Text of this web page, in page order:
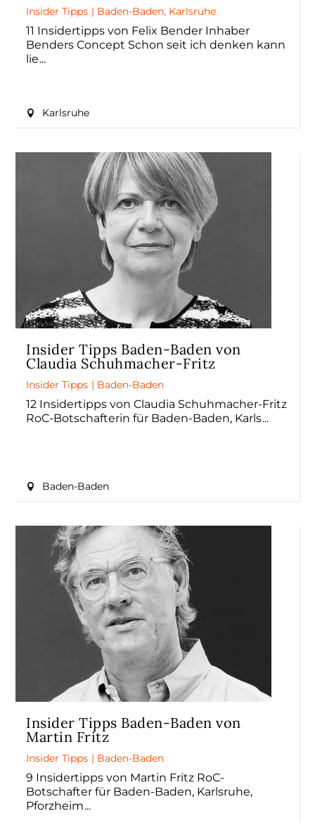
Insider Tipps | Baden-Baden, Karlsruhe
11 Insidertipps von Felix Bender Inhaber
Benders Concept Schon seit ich denken kann
lie
Karlsruhe
Insider Tipps Baden-Baden von
Claudia Schuhmacher-Fritz
Insider Tipps | Baden-Baden
12 Insidertipps von Claudia Schuhmacher-Fritz
RoC-Botschafterin für Baden-Baden, Karls
Baden-Baden
Insider Tipps Baden-Baden von
Martin Fritz
Insider Tipps | Baden-Baden
9 Insidertipps von Martin Fritz RoC-
Botschafter für Baden-Baden, Karlsruhe,
Pforzheim